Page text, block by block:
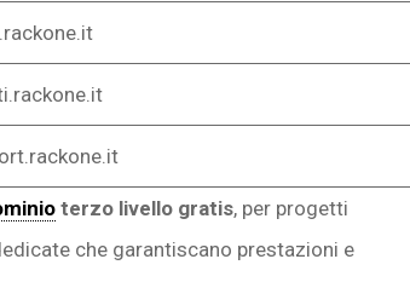
terzo livello gratis, per progetti
che garantiscano prestazioni e